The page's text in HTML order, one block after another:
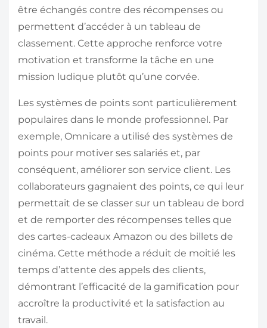
être échangés contre des récompenses ou
permettent d’accéder à un tableau de
classement. Cette approche renforce votre
motivation et transforme la tâche en une
mission ludique plutôt qu’une corvée.
Les systèmes de points sont particulièrement
populaires dans le monde professionnel. Par
exemple, Omnicare a utilisé des systèmes de
points pour motiver ses salariés et, par
conséquent, améliorer son service client. Les
collaborateurs gagnaient des points, ce qui leur
permettait de se classer sur un tableau de bord
et de remporter des récompenses telles que
des cartes-cadeaux Amazon ou des billets de
cinéma. Cette méthode a réduit de moitié les
temps d’attente des appels des clients,
démontrant l’efficacité de la gamification pour
accroître la productivité et la satisfaction au
travail.